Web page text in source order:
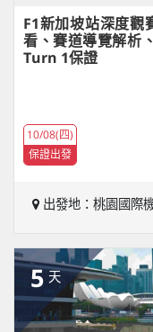
F1新加坡站深度觀
看、賽道導覽解析
Turn 1保證
10/08(四)
保證出發
出發地：桃園國際
5 天